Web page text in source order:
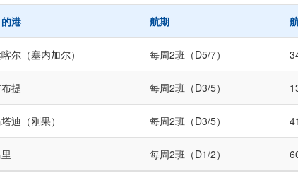
的港 航期
尔（塞内加尔） 每周2班（D5/7）
提 每周2班（D3/5）
迪（刚果） 每周2班（D3/5）
每周2班（D1/2）